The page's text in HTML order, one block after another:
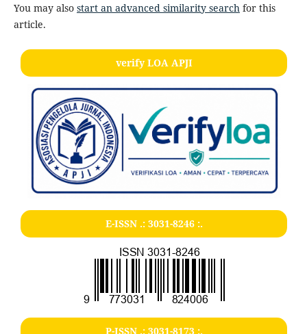
You may also start an advanced similarity search for this
article.
verify LOA APJI
E-ISSN .: 3031-8246:.
P-ISSN .: 3031-8173:.